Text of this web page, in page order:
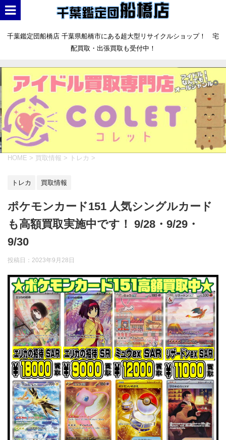
千葉鑑定団船橋店 千葉県船橋市にある超大型リサイクルショップ！ 宅
配買取・出張買取も受付中！
HOME > 買取情報 > トレカ >
トレカ 買取情報
ポケモンカード151 人気シングルカード
も高額買取実施中です！ 9/28・9/29・
9/30
投稿日： 2023年9月28日